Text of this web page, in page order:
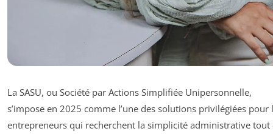
La SASU, ou Société par Actions Simplifiée Unipersonnelle,
s’impose en 2025 comme l’une des solutions privilégiées pour
entrepreneurs qui recherchent la simplicité administrative tout